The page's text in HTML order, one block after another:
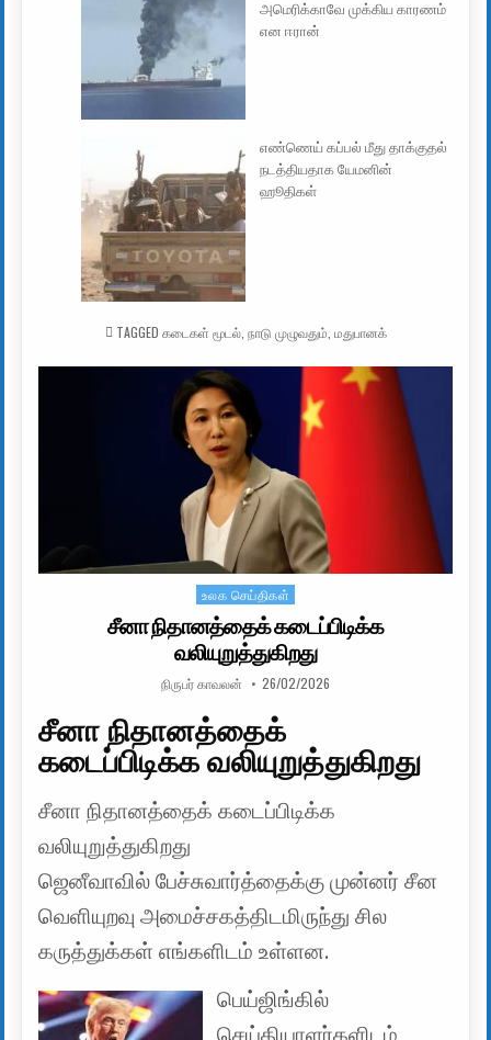
அமெரிக்காவே முக்கிய காரணம்
என ஈரான்
எண்ணெய் கப்பல் மீது தாக்குதல்
நடத்தியதாக யேமனின்
ஹூதிகள்
TAGGED கடைகள் மூடல், நாடு முழுவதும் மதுபானக்
Posted in
உலக செய்திகள்
சீனா நிதானத்தைக் கடைப்பிடிக்க
வலியுறுத்துகிறது
AUTHOR:
நிருபர் காவலன் PUBLISHED DATE:
26/02/2026
சீனா நிதானத்தைக்
கடைப்பிடிக்க வலியுறுத்துகிறது
சீனா நிதானத்தைக் கடைப்பிடிக்க
வலியுறுத்துகிறது
ஜெனீவாவில் பேச்சுவார்த்தைக்கு முன்னர் சீன
வெளியுறவு அமைச்சகத்திடமிருந்து சில
கருத்துக்கள் எங்களிடம் உள்ளன.
பெய்ஜிங்கில்